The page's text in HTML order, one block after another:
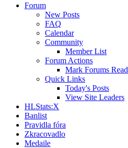
Forum
New Posts
FAQ
Calendar
Community
Member List
Forum Actions
Mark Forums Read
Quick Links
Today's Posts
View Site Leaders
HLStats:X
Banlist
Pravidla fóra
Zkracovadlo
Medaile